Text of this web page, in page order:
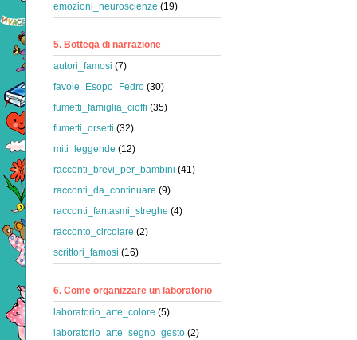
emozioni_neuroscienze (19)
5. Bottega di narrazione
autori_famosi (7)
favole_Esopo_Fedro (30)
fumetti_famiglia_cioffi (35)
fumetti_orsetti (32)
miti_leggende (12)
racconti_brevi_per_bambini (41)
racconti_da_continuare (9)
racconti_fantasmi_streghe (4)
racconto_circolare (2)
scrittori_famosi (16)
6. Come organizzare un laboratorio
laboratorio_arte_colore (5)
laboratorio_arte_segno_gesto (2)